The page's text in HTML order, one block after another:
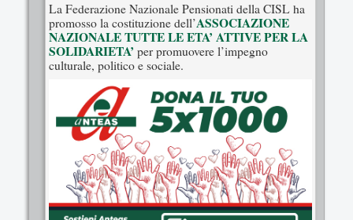
La Federazione Nazionale Pensionati della CISL ha
promosso la costituzione dell’ASSOCIAZIONE
NAZIONALE TUTTE LE ETA’ ATTIVE PER LA
SOLIDARIETA’ per promuovere l’impegno
culturale, politico e sociale.